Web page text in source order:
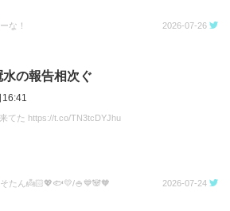
な！ 2026-07-26
の報告相次ぐ
来てた https://t.co/TN3tcDYJhu
たん👼🏻💖🐟️💛/🍚💙🐼🧡 2026-07-24